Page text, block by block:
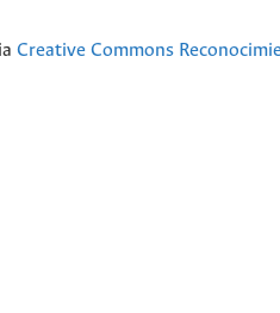
Creative Commons